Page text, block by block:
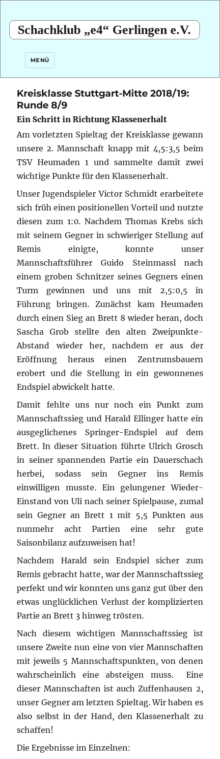
Schachklub „e4“ Gerlingen e.V.
MENÜ
Kreisklasse Stuttgart-Mitte 2018/19:
Runde 8/9
Ein Schritt in Richtung Klassenerhalt
Am vorletzten Spieltag der Kreisklasse gewann
unsere 2. Mannschaft knapp mit 4,5:3,5 beim
TSV Heumaden 1 und sammelte damit zwei
wichtige Punkte für den Klassenerhalt.
Unser Jugendspieler Victor Schmidt erarbeitete
sich früh einen positionellen Vorteil und nutzte
diesen zum 1:0. Nachdem Thomas Krebs sich
mit seinem Gegner in schwieriger Stellung auf
Remis einigte, konnte unser
Mannschaftsführer Guido Steinmassl nach
einem groben Schnitzer seines Gegners einen
Turm gewinnen und uns mit 2,5:0,5 in
Führung bringen. Zunächst kam Heumaden
durch einen Sieg an Brett 8 wieder heran, doch
Sascha Grob stellte den alten Zweipunkte-
Abstand wieder her, nachdem er aus der
Eröffnung heraus einen Zentrumsbauern
erobert und die Stellung in ein gewonnenes
Endspiel abwickelt hatte.
Damit fehlte uns nur noch ein Punkt zum
Mannschaftssieg und Harald Ellinger hatte ein
ausgeglichenes Springer-Endspiel auf dem
Brett. In dieser Situation führte Ulrich Grosch
in seiner spannenden Partie ein Dauerschach
herbei, sodass sein Gegner ins Remis
einwilligen musste. Ein gelungener Wieder-
Einstand von Uli nach seiner Spielpause, zumal
sein Gegner an Brett 1 mit 5,5 Punkten aus
nunmehr acht Partien eine sehr gute
Saisonbilanz aufzuweisen hat!
Nachdem Harald sein Endspiel sicher zum
Remis gebracht hatte, war der Mannschaftssieg
perfekt und wir konnten uns ganz gut über den
etwas unglücklichen Verlust der komplizierten
Partie an Brett 3 hinweg trösten.
Nach diesem wichtigen Mannschaftssieg ist
unsere Zweite nun eine von vier Mannschaften
mit jeweils 5 Mannschaftspunkten, von denen
wahrscheinlich eine absteigen muss. Eine
dieser Mannschaften ist auch Zuffenhausen 2,
unser Gegner am letzten Spieltag. Wir haben es
also selbst in der Hand, den Klassenerhalt zu
schaffen!
Die Ergebnisse im Einzelnen: